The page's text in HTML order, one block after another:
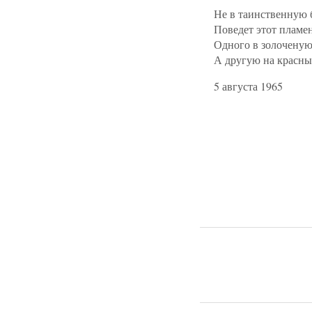
Не в таинственную
Поведет этот
Одного в
А другую на
5 августа 1965